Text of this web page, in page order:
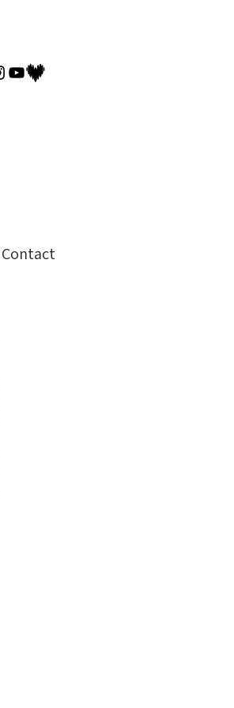
Contact